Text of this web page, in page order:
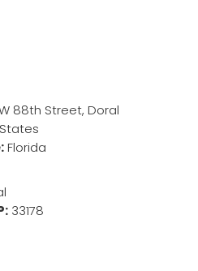
88th Street, Doral
Florida
33178